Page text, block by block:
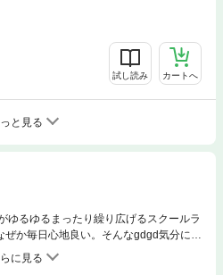
試し読み カートへ
と見る
ゆるゆるまったり繰り広げるスクールラ
か毎日心地良い。そんなgdgd気分にち
みます？